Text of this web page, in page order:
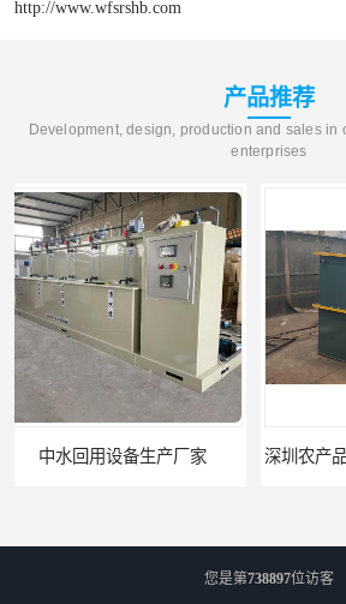
http://www.wfsrshb.com
产品推荐
Development, design, production and sales in
enterprises
您是第738897位访客